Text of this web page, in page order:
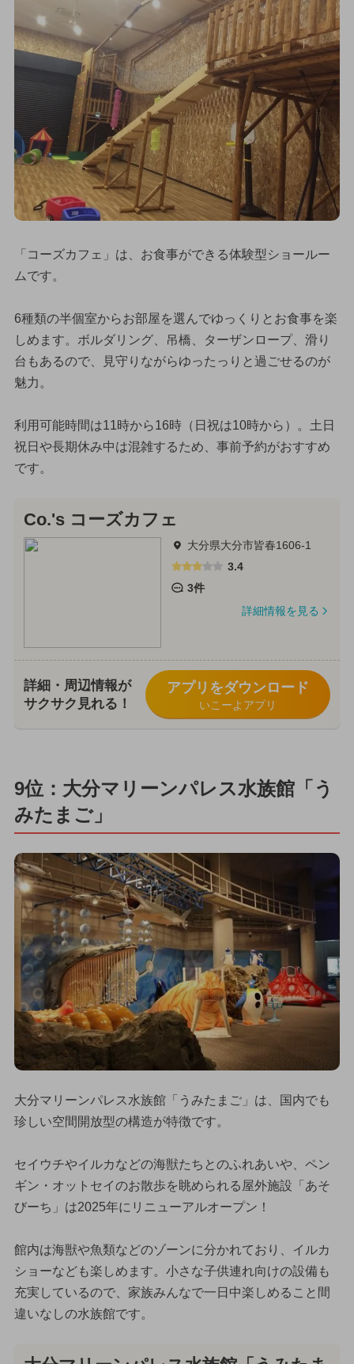
「コーズカフェ」は、お食事ができる体験型ショールー
ムです。
6種類の半個室からお部屋を選んでゆっくりとお食事を楽
しめます。ボルダリング、吊橋、ターザンロープ、滑り
台もあるので、見守りながらゆったっりと過ごせるのが
魅力。
利用可能時間は11時から16時（日祝は10時から）。土日
祝日や長期休み中は混雑するため、事前予約がおすすめ
です。
Co.'s コーズカフェ
大分県大分市皆春1606-1
3.4
3件
詳細情報を見る
詳細・周辺情報が
サクサク見れる！
アプリをダウンロード
いこーよアプリ
9位：大分マリーンパレス水族館「う
みたまご」
大分マリーンパレス水族館「うみたまご」は、国内でも
珍しい空間開放型の構造が特徴です。
セイウチやイルカなどの海獣たちとのふれあいや、ペン
ギン・オットセイのお散歩を眺められる屋外施設「あそ
びーち」は2025年にリニューアルオープン！
館内は海獣や魚類などのゾーンに分かれており、イルカ
ショーなども楽しめます。小さな子供連れ向けの設備も
充実しているので、家族みんなで一日中楽しめること間
違いなしの水族館です。